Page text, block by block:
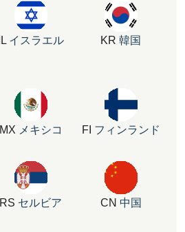
IL イスラエル KR 韓国
MX メキシコ FI フィンランド
RS セルビア CN 中国